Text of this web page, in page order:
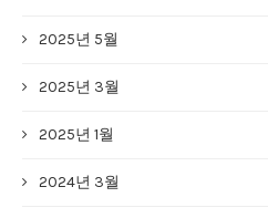
2025년 5월
2025년 3월
2025년 1월
2024년 3월